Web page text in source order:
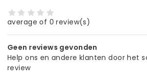
average of 0 review(s)
Geen reviews gevonden
Help ons en andere klanten door het
review